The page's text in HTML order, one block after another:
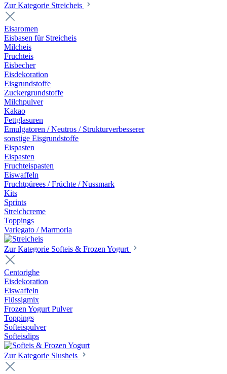
Zur Kategorie Streicheis
Eisaromen
Eisbasen für Streicheis
Milcheis
Fruchteis
Eisbecher
Eisdekoration
Eisgrundstoffe
Zuckergrundstoffe
Milchpulver
Kakao
Fettglasuren
Emulgatoren / Neutros / Strukturverbesserer
sonstige Eisgrundstoffe
Eispasten
Eispasten
Fruchteispasten
Eiswaffeln
Fruchtpürees / Früchte / Nussmark
Kits
Sprints
Streichcreme
Toppings
Variegato / Marmoria
Zur Kategorie Softeis & Frozen Yogurt
Centorighe
Eisdekoration
Eiswaffeln
Flüssigmix
Frozen Yogurt Pulver
Toppings
Softeispulver
Softeisdips
Zur Kategorie Slusheis